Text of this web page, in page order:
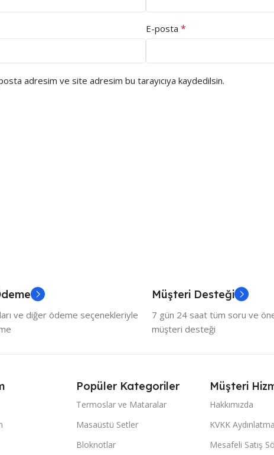
E-posta *
adresim ve site adresim bu tarayıcıya kaydedilsin.
ve diğer ödeme seçenekleriyle
Müşteri Desteği
7 gün 24 saat tüm soru ve
müşteri desteği
Popüler Kategoriler
Termoslar ve Mataralar
Masaüstü Setler
Bloknotlar
Müşteri
Hakkımızda
KVKK
Mesafeli Satış